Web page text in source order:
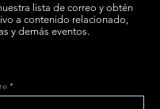
lista de correo y obtén
a contenido relacionado,
y demás eventos.